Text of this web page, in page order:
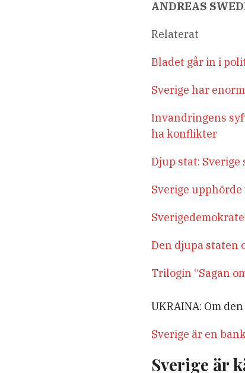
ANDREAS
Relaterat
Bladet går in i
Sverige har
Invandringens
ha konflikter
Djup stat:
Sverige
Den djupa staten
Trilogin “Sagan
UKRAINA: Om
Sverige är en
Sverige är